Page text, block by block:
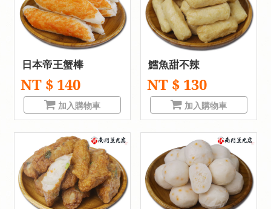
日本帝王蟹棒
NT $ 140
加入購物車
鱈魚甜不辣
NT $ 130
加入購物車